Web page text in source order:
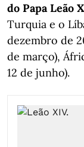
do Papa Leão
Turquia e o
dezembro de
de março),
12 de junho).